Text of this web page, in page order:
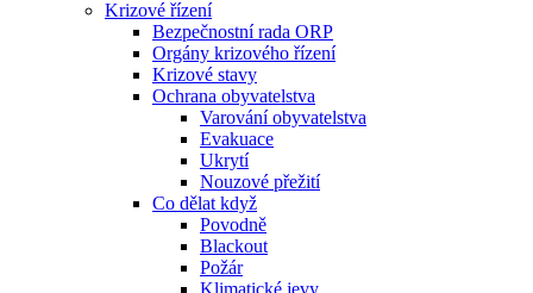
Krizové řízení
Bezpečnostní rada ORP
Orgány krizového řízení
Krizové stavy
Ochrana obyvatelstva
Varování obyvatelstva
Evakuace
Ukrytí
Nouzové přežití
Co dělat když
Povodně
Blackout
Požár
Klimatické jevy